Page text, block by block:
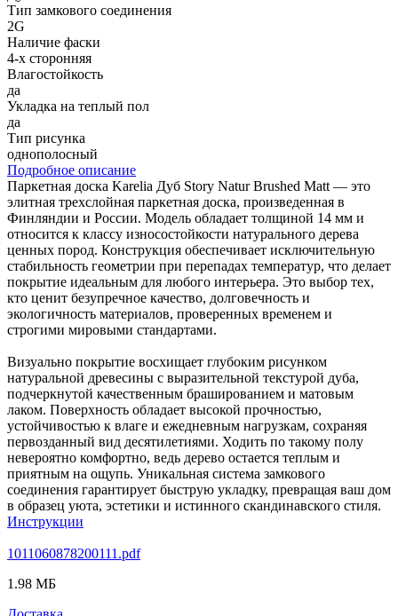
Тип замкового соединения
2G
Наличие фаски
4-х сторонняя
Влагостойкость
да
Укладка на теплый пол
да
Тип рисунка
однополосный
Подробное описание
Паркетная доска Karelia Дуб Story Natur Brushed Matt — это
элитная трехслойная паркетная доска, произведенная в
Финляндии и России. Модель обладает толщиной 14 мм и
относится к классу износостойкости натурального дерева
ценных пород. Конструкция обеспечивает исключительную
стабильность геометрии при перепадах температур, что делает
покрытие идеальным для любого интерьера. Это выбор тех,
кто ценит безупречное качество, долговечность и
экологичность материалов, проверенных временем и
строгими мировыми стандартами.
Визуально покрытие восхищает глубоким рисунком
натуральной древесины с выразительной текстурой дуба,
подчеркнутой качественным брашированием и матовым
лаком. Поверхность обладает высокой прочностью,
устойчивостью к влаге и ежедневным нагрузкам, сохраняя
первозданный вид десятилетиями. Ходить по такому полу
невероятно комфортно, ведь дерево остается теплым и
приятным на ощупь. Уникальная система замкового
соединения гарантирует быструю укладку, превращая ваш дом
в образец уюта, эстетики и истинного скандинавского стиля.
Инструкции
1011060878200111.pdf
1.98 МБ